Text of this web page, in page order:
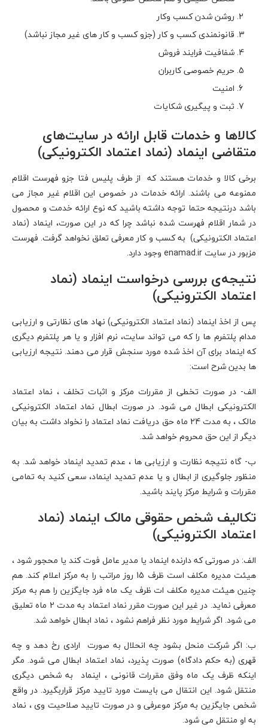
روشن شدن کسب وکار
قانونمندی کسب و کار (جزو کسب و کار های غیر مجاز نباشد)
شفافیت فرایند فروش
حریم خصوصی کاربران
امنیت
ثبت و پیگیری شکایات
کالاها و خدمات قابل ارائه در سایت‌های
متقاضی اینماد (نماد اعتماد الکترونیکی)
برخی کالا و خدمات هستند که از طرف پلیس فتا جزو فهرست اقلام
ممنوعه می باشند. ارائه خدمات در خصوص این اقلام غیر مجاز می
باشد درنتیجه حتما توجه داشته باشید که نوع ارائه خدمت و محصول
در شمار اقلام فهرست شده نباشد چرا که در این صورت، اینماد (نماد
اعتماد الکترونیکی) به کسب و کار معرفی تعلق نخواهد گرفت. فهرست
مزبور در سایت enamad.ir وجود دارد.
نتیجه‌ی بررسی درخواست اینماد (نماد
اعتماد الکترونیکی)
پس از اخذ اینماد (نماد اعتماد الکترونیکی) نهاد های نظارتی و ارزیابی
مدام پلتفرم ها را که می تواند سایت، نرم افزار و یا هر پلتفرم دیگری
که اینماد برای آن اخذ شده مورد سنجش قرار می دهند. نتیجه ارزیابی
ها بدین شرح است:
الف- در صورت تخطی از مقررات مرکز و اثبات تخلف ، نماد اعتماد
الکترونیکی ابطال می شود. در صورت ابطال نماد اعتماد الکترونیکی
مالک ، به مدت 24 ماه حق دریافت نماد اعتماد را نخواد داشت به بیان
دیگر از این حق محروم خواهد شد.
ب- گاه نتیجه نظارت و ارزیابی ها ، عدم تمدید اینماد خواهد شد. به
منظور جلوگیری از ابطال و یا عدم تمدید اینماد، سعی کنید به تمامی
مقررات و شرایط مرکز پایند باشید.
تکالیف شخص حقوقی مالک اینماد (نماد
اعتماد الکترونیکی)
الف: در صورتی که دارنده اینماد یا مدیر عامل فوت کند یا محجور شود ،
هیئت مدیره مکلف است ظرف 15 روز مراتب را به مرکز اعلام کند. هم
چنین هیئت مدیره مکلف ات ظرف یک ماه فرد جایگزین را هم به مرکز
معرفی نماید. در غیر این صورت مقرر نماد اعتماد به مدت 2 ماه تعلیق
می شود. اگر شرایط مورد نظر فراهم نشود ، نماد ابطال خواهد شد.
ب: اگر شرکت منحل بشود چه انحلال به صورت ارادی رخ دهد و چه
قهری (به حکم دادگاه) صورت پذیرد، نماد اعتماد ابطال می شود. مگر
اینکه ظرف یک ماه وفق مقررات قانونی ، اینماد به شخص دیگری
منتقل شود. این انتقال می بایست مورد تایید مرکز قراربگیرد. در واقع
شخص جایگزین به مرکز موعرفی و در صورت تایید صلاحیت وی ، نماد
به او منتقل می شود.